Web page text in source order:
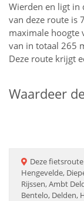
Wierden en ligt in
van deze route is
maximale hoogte
van in totaal 265
Deze route krijgt
Waardeer
Dezefietsroute
Hengevelde,
Rijssen, Ambt
Bentelo, Delden,